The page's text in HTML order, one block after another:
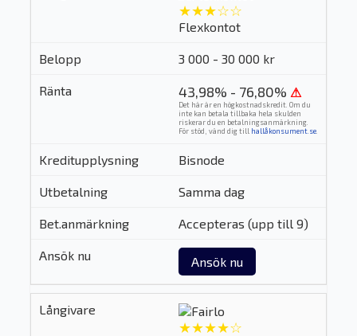
★★★☆☆
Flexkontot
3 000 - 30 000 kr
43,98% - 76,80% ⚠
Det här är en högkostnadskredit. Om du
inte kan betala tillbaka hela skulden
riskerar du en betalningsanmärkning.
För stöd, vänd dig till hallåkonsument.se.
Bisnode
Samma dag
Accepteras (upp till 9)
Ansök nu
★★★★☆